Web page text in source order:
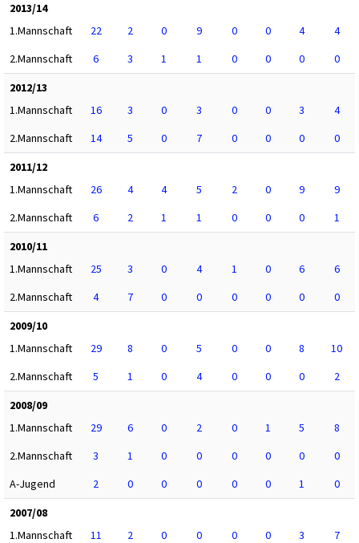
2013/14
1.Mannschaft
22 2 0 9 0 0 4
4
2.Mannschaft
6 3 1 1 0 0 0
0
2012/13
1.Mannschaft
16 3 0 3 0 0 3
4
2.Mannschaft
14 5 0 7 0 0 0
0
2011/12
1.Mannschaft
26 4 4 5 2 0 9
9
2.Mannschaft
6 2 1 1 0 0 0
1
2010/11
1.Mannschaft
25 3 0 4 1 0 6
6
2.Mannschaft
4 7 0 0 0 0 0
0
2009/10
1.Mannschaft
29 8 0 5 0 0 8
10
2.Mannschaft
5 1 0 4 0 0 0
2
2008/09
1.Mannschaft
29 6 0 2 0 1 5
8
2.Mannschaft
3 1 0 0 0 0 0
0
A-Jugend
2 0 0 0 0 0 1
0
2007/08
1.Mannschaft
11 2 0 0 0 0 3
7